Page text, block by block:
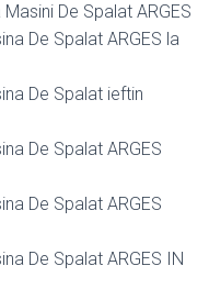
De Spalat ARGES
De Spalat ARGES la
De Spalat ieftin
De Spalat ARGES
De Spalat ARGES
De Spalat ARGES IN